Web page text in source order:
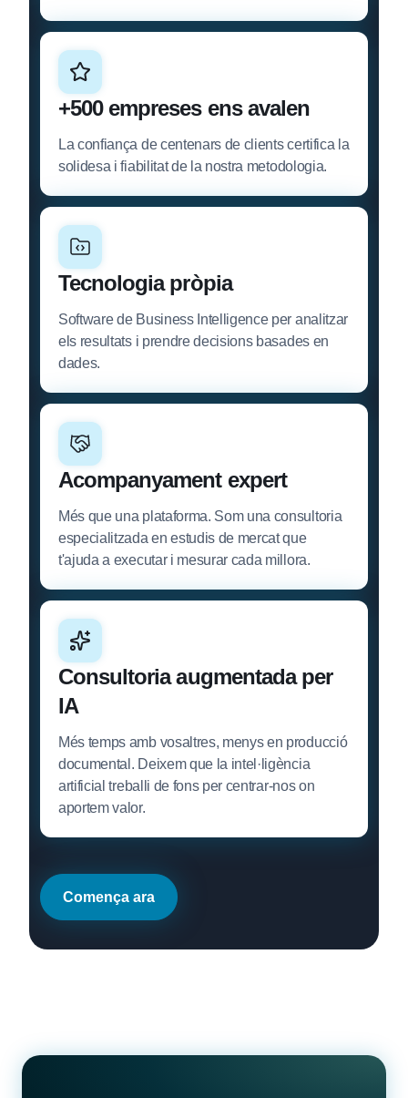
+500 empreses ens avalen
La confiança de centenars de clients certifica la
solidesa i fiabilitat de la nostra metodologia.
Tecnologia pròpia
Software de Business Intelligence per analitzar
els resultats i prendre decisions basades en
dades.
Acompanyament expert
Més que una plataforma. Som una consultoria
especialitzada en estudis de mercat que
t'ajuda a executar i mesurar cada millora.
Consultoria augmentada per
IA
Més temps amb vosaltres, menys en producció
documental. Deixem que la intel·ligència
artificial treballi de fons per centrar-nos on
aportem valor.
Comença ara